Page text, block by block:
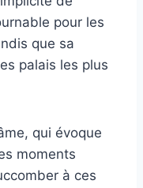
pour les
que sa
palais les plus
qui évoque
moments
à ces